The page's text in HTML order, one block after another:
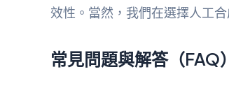
效性。當然，我們在選擇人工
常見問題與解答（FAQ）